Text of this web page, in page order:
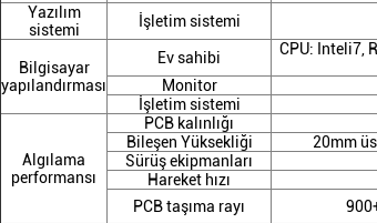
Yazılım
sistemi
İşletim sistemi
Bilgisayar
yapılandırması
Ev sahibi
CPU: Inteli7,
Monitor
İşletim sistemi
Algılama
performansı
PCB kalınlığı
Bileşen Yüksekliği
20mm
Sürüş ekipmanları
Hareket hızı
PCB taşıma rayı